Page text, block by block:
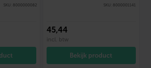
SKU: 8000000082 SKU: 8000001141
45,44
incl. btw
Bekijk product